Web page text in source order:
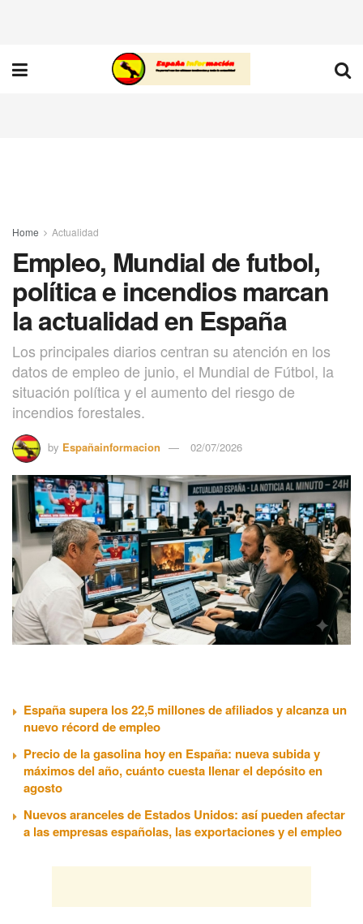
Home Actualidad
Empleo, Mundial de futbol,
política e incendios marcan
la actualidad en España
Los principales diarios centran su atención en los
datos de empleo de junio, el Mundial de Fútbol, la
situación política y el aumento del riesgo de
incendios forestales.
by Españainformacion 02/07/2026
España supera los 22,5 millones de afiliados y alcanza un
nuevo récord de empleo
Precio de la gasolina hoy en España: nueva subida y
máximos del año, cuánto cuesta llenar el depósito en
agosto
Nuevos aranceles de Estados Unidos: así pueden afectar
a las empresas españolas, las exportaciones y el empleo